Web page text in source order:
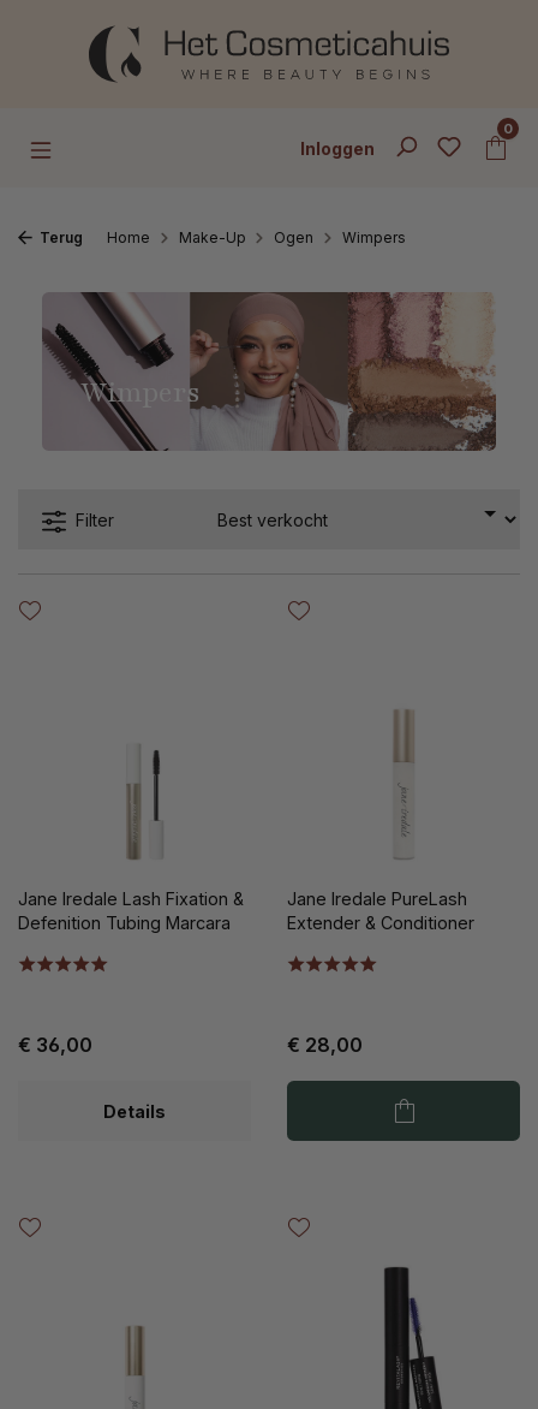
Ga naar de hoofdinhoud
Inloggen
0
Terug Home Make-Up Ogen Wimpers
Wimpers
Filter
Jane Iredale Lash Fixation &
Defenition Tubing Marcara
€ 36,00
Details
Jane Iredale PureLash
Extender & Conditioner
€ 28,00